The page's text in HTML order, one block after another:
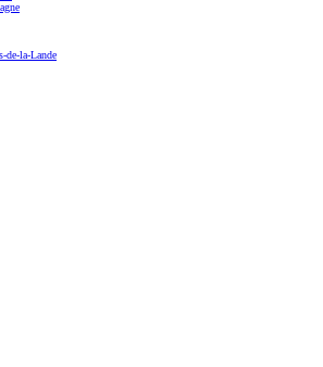
de-la-Lande